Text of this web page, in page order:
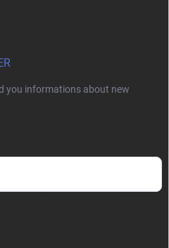
you informations about new